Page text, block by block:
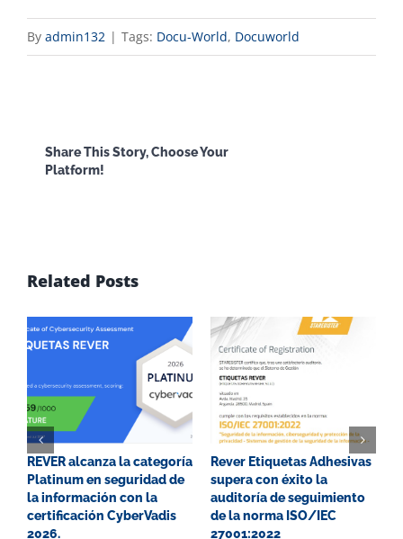
By admin132 | Tags: Docu-World, Docuworld
Share This Story, Choose Your
Platform!
Related Posts
REVER alcanza la categoría
Platinum en seguridad de
la información con la
certificación CyberVadis
2026.
Rever Etiquetas Adhesivas
supera con éxito la
auditoría de seguimiento
de la norma ISO/IEC
27001:2022